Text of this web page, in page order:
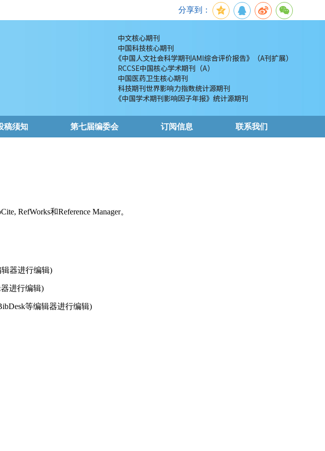
分享到：
稿须知 第七届编委会 订阅信息 联系我们
RefWorks和Reference Manager。
辑器进行编辑)
进行编辑)
等编辑器进行编辑)